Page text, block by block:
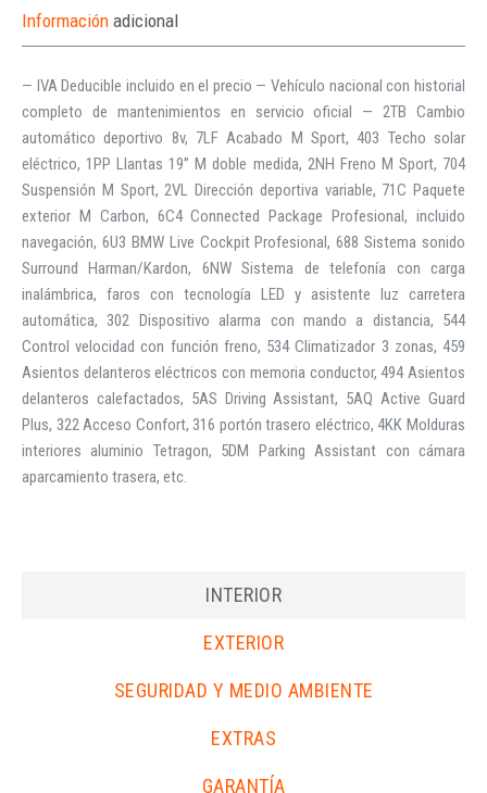
Información adicional
— IVA Deducible incluido en el precio — Vehículo nacional con historial
completo de mantenimientos en servicio oficial — 2TB Cambio
automático deportivo 8v, 7LF Acabado M Sport, 403 Techo solar
eléctrico, 1PP Llantas 19” M doble medida, 2NH Freno M Sport, 704
Suspensión M Sport, 2VL Dirección deportiva variable, 71C Paquete
exterior M Carbon, 6C4 Connected Package Profesional, incluido
navegación, 6U3 BMW Live Cockpit Profesional, 688 Sistema sonido
Surround Harman/Kardon, 6NW Sistema de telefonía con carga
inalámbrica, faros con tecnología LED y asistente luz carretera
automática, 302 Dispositivo alarma con mando a distancia, 544
Control velocidad con función freno, 534 Climatizador 3 zonas, 459
Asientos delanteros eléctricos con memoria conductor, 494 Asientos
delanteros calefactados, 5AS Driving Assistant, 5AQ Active Guard
Plus, 322 Acceso Confort, 316 portón trasero eléctrico, 4KK Molduras
interiores aluminio Tetragon, 5DM Parking Assistant con cámara
aparcamiento trasera, etc.
INTERIOR
EXTERIOR
SEGURIDAD Y MEDIO AMBIENTE
EXTRAS
GARANTÍA